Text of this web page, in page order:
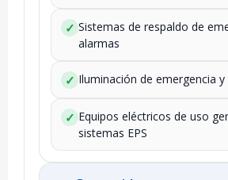
✓ Sistemas de respaldo de
alarmas
✓ Iluminación de emergencia y
✓ Equipos eléctricos de uso
sistemas EPS